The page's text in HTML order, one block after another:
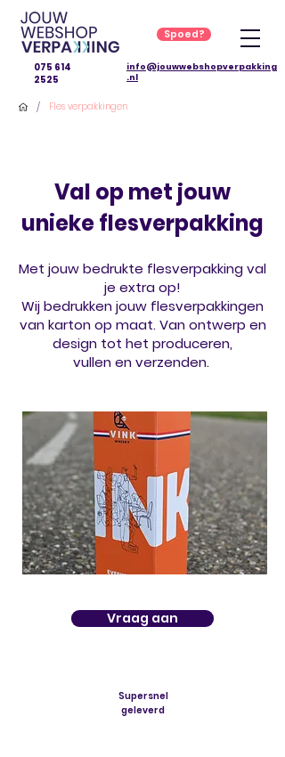
info@jouwwebshopverpakking
.nl
075 614
2525
Spoed?
/ Fles verpakkingen
Val op met jouw
unieke flesverpakking
Met jouw bedrukte flesverpakking val
je extra op!
Wij bedrukken jouw flesverpakkingen
van karton op maat. Van ontwerp en
design tot het produceren,
vullen en verzenden.
Vraag aan
Supersnel
geleverd